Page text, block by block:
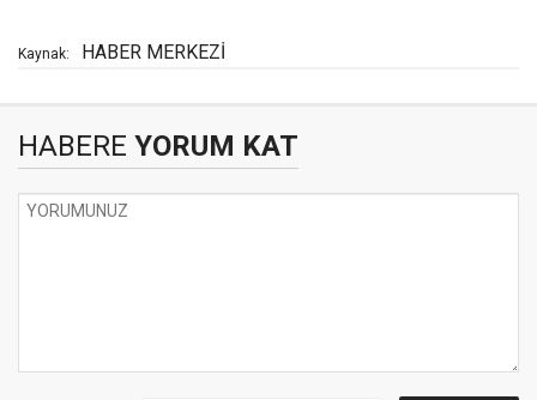
Kaynak: HABER MERKEZİ
HABERE YORUM KAT